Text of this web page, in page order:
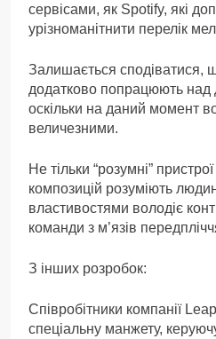
сервісами, як Spotify, які
урізноманітнити перелік
Залишається сподіватися,
додатково попрацюють над
оскільки на даний момент
величезними.
Не тільки “розумні”
композицій розуміють
властивостями володіє
команди з м’язів
З інших розробок:
Співробітники компанії
спеціальну манжету,